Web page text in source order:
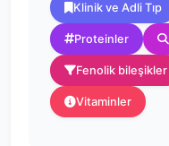
Klinik ve Adli Tıp
Proteinler
Fenolik bileşikler
Vitaminler